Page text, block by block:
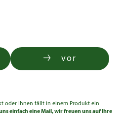
vor
oder Ihnen fällt in einem Produkt ein
einfach eine Mail, wir freuen uns auf Ihre